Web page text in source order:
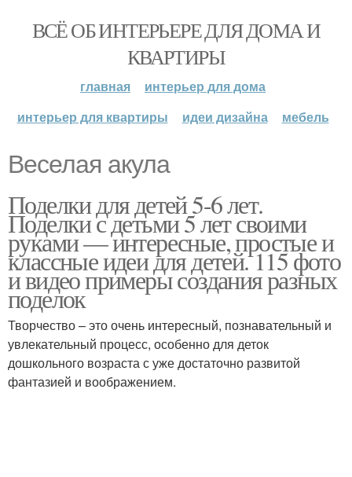
ВСЁ ОБ ИНТЕРЬЕРЕ ДЛЯ ДОМА И
КВАРТИРЫ
главная
интерьер для дома
интерьер для квартиры
идеи дизайна мебель
Веселая акула
Поделки для детей 5-6 лет.
Поделки с детьми 5 лет своими
руками — интересные, простые и
классные идеи для детей. 115 фото
и видео примеры создания разных
поделок
Творчество – это очень интересный, познавательный и
увлекательный процесс, особенно для деток
дошкольного возраста с уже достаточно развитой
фантазией и воображением.